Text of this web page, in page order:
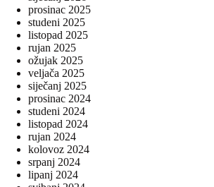
prosinac 2025
studeni 2025
listopad 2025
rujan 2025
ožujak 2025
veljača 2025
siječanj 2025
prosinac 2024
studeni 2024
listopad 2024
rujan 2024
kolovoz 2024
srpanj 2024
lipanj 2024